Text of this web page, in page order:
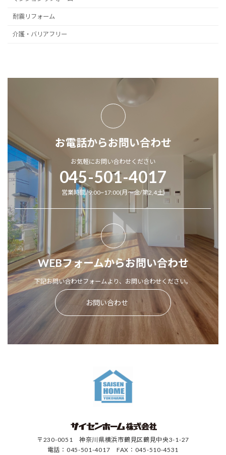
耐震リフォーム
介護・バリアフリー
お電話からお問い合わせ
お気軽にお問い合わせください
045-501-4017
営業時間/9:00~17:00(月～金/第2,4土)
WEBフォームからお問い合わせ
下記お問い合わせフォームより、お問い合わせください。
お問い合わせ
〒230-0051 神奈川県横浜市鶴見区鶴見中央3-1-27
電話：045-501-4017 FAX：045-510-4531